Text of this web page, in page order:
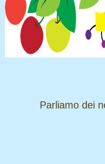
​​​​​​​Parliamo dei